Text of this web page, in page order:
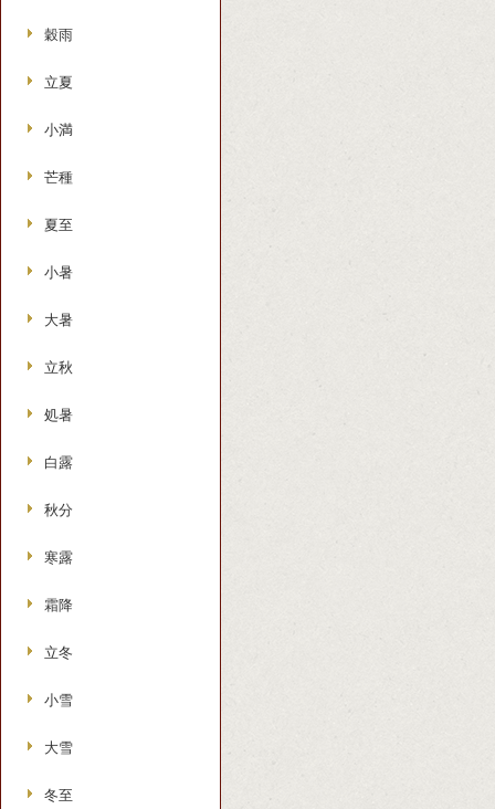
穀雨
立夏
小満
芒種
夏至
小暑
大暑
立秋
処暑
白露
秋分
寒露
霜降
立冬
小雪
大雪
冬至